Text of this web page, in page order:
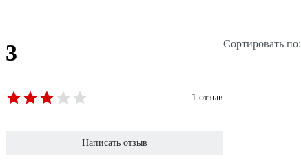
3
1 отзыв
Написать отзыв
Сортировать по: